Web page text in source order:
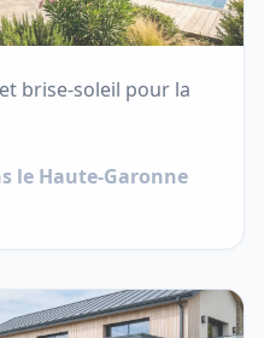
brise-soleil pour la
le Haute-Garonne